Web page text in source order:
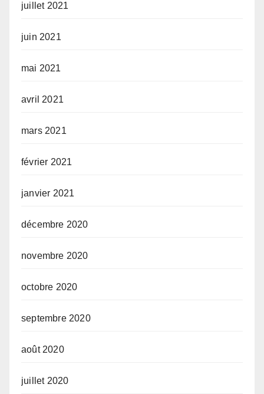
juillet 2021
juin 2021
mai 2021
avril 2021
mars 2021
février 2021
janvier 2021
décembre 2020
novembre 2020
octobre 2020
septembre 2020
août 2020
juillet 2020